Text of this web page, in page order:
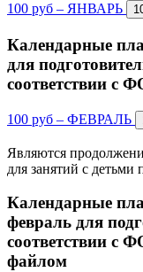
100 руб – ЯНВАРЬ
Календарные
для
соответствии с
100 руб – ФЕВРАЛЬ
Являются
для занятий с детьми
Календарные
февраль для
соответствии с
файлом